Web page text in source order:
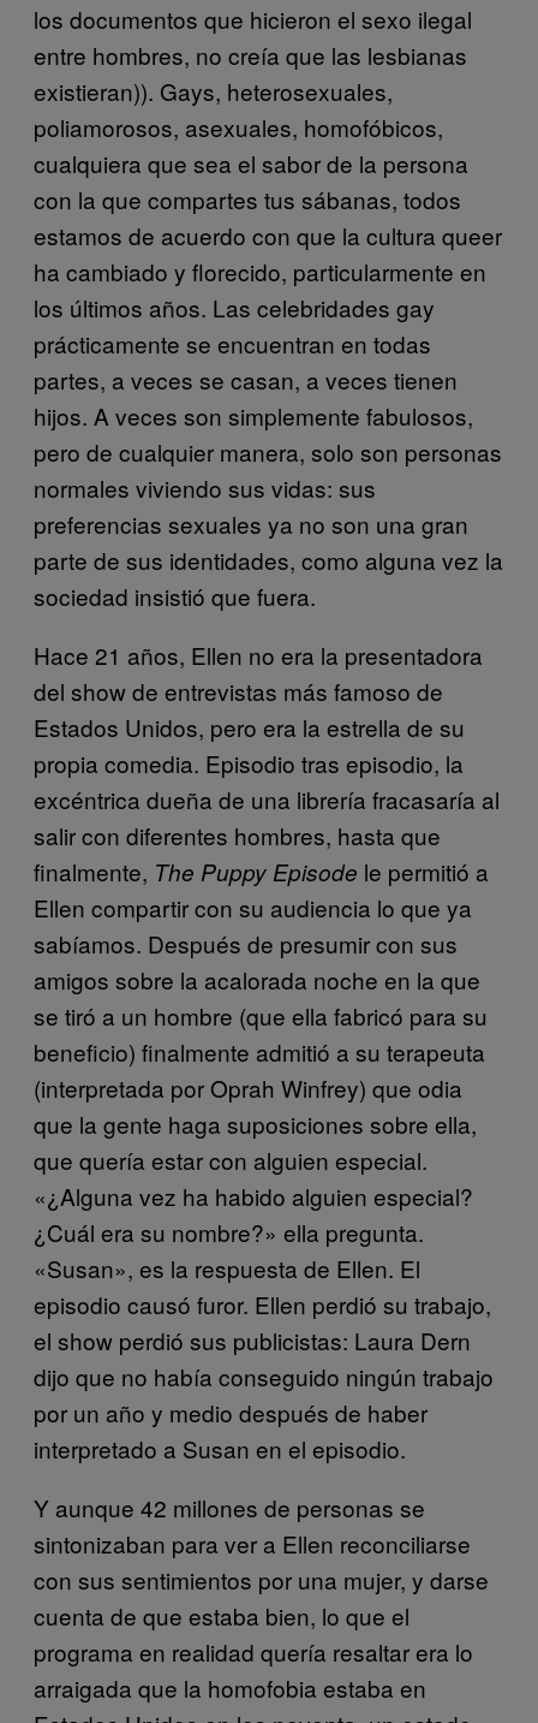
los documentos que hicieron el sexo ilegal
entre hombres, no creía que las lesbianas
existieran)). Gays, heterosexuales,
poliamorosos, asexuales, homofóbicos,
cualquiera que sea el sabor de la persona
con la que compartes tus sábanas, todos
estamos de acuerdo con que la cultura queer
ha cambiado y florecido, particularmente en
los últimos años. Las celebridades gay
prácticamente se encuentran en todas
partes, a veces se casan, a veces tienen
hijos. A veces son simplemente fabulosos,
pero de cualquier manera, solo son personas
normales viviendo sus vidas: sus
preferencias sexuales ya no son una gran
parte de sus identidades, como alguna vez la
sociedad insistió que fuera.
Hace 21 años, Ellen no era la presentadora
del show de entrevistas más famoso de
Estados Unidos, pero era la estrella de su
propia comedia. Episodio tras episodio, la
excéntrica dueña de una librería fracasaría al
salir con diferentes hombres, hasta que
finalmente, The Puppy Episode le permitió a
Ellen compartir con su audiencia lo que ya
sabíamos. Después de presumir con sus
amigos sobre la acalorada noche en la que
se tiró a un hombre (que ella fabricó para su
beneficio) finalmente admitió a su terapeuta
(interpretada por Oprah Winfrey) que odia
que la gente haga suposiciones sobre ella,
que quería estar con alguien especial.
«¿Alguna vez ha habido alguien especial?
¿Cuál era su nombre?» ella pregunta.
«Susan», es la respuesta de Ellen. El
episodio causó furor. Ellen perdió su trabajo,
el show perdió sus publicistas: Laura Dern
dijo que no había conseguido ningún trabajo
por un año y medio después de haber
interpretado a Susan en el episodio.
Y aunque 42 millones de personas se
sintonizaban para ver a Ellen reconciliarse
con sus sentimientos por una mujer, y darse
cuenta de que estaba bien, lo que el
programa en realidad quería resaltar era lo
arraigada que la homofobia estaba en